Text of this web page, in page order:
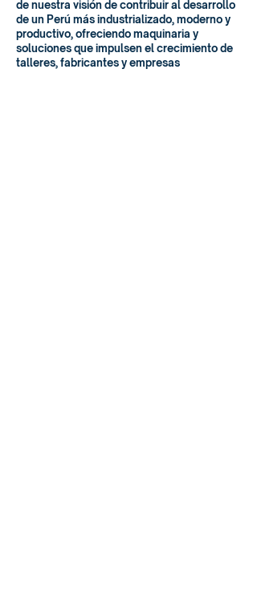
de nuestra visión de contribuir al desarrollo
de un Perú más industrializado, moderno y
productivo, ofreciendo maquinaria y
soluciones que impulsen el crecimiento de
talleres, fabricantes y empresas